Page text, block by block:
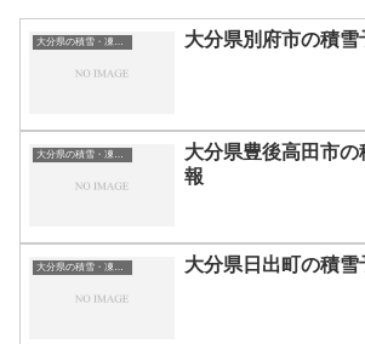
大分県の積雪・凍結情報 大分県別府市の積
大分県の積雪・凍結情報
大分県豊後高田市
報
大分県の積雪・凍結情報 大分県日出町の積